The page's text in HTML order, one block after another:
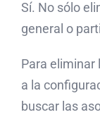
Sí. No sólo
general o
Para eliminar
a la
buscar las